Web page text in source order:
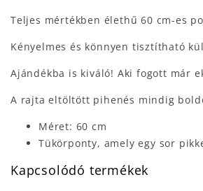
Teljes mértékben élethű 60 cm-es
Kényelmes és könnyen tisztítható
Ajándékba is kiváló! Aki fogott már
A rajta eltöltött pihenés mindig
Méret: 60 cm
Tükörponty, amely egy sor
Kapcsolódó termékek